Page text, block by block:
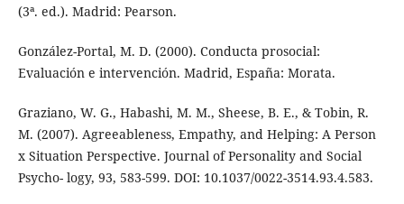
(3ª. ed.). Madrid: Pearson.
González-Portal, M. D. (2000). Conducta prosocial:
Evaluación e intervención. Madrid, España: Morata.
Graziano, W. G., Habashi, M. M., Sheese, B. E., & Tobin, R.
M. (2007). Agreeableness, Empathy, and Helping: A Person
x Situation Perspective. Journal of Personality and Social
Psycho- logy, 93, 583-599. DOI: 10.1037/0022-3514.93.4.583.